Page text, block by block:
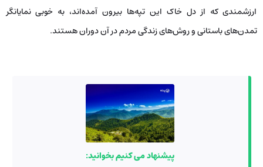
ارزشمندی که از دل خاک این تپه‌ها بیرون آمده‌اند، به خوبی نمایانگر
تمدن‌های باستانی و روش‌های زندگی مردم در آن دوران هستند.
پیشنهاد می کنیم بخوانید: